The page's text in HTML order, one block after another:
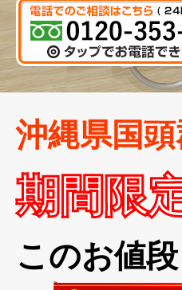
沖縄県国
期間限
このお値段